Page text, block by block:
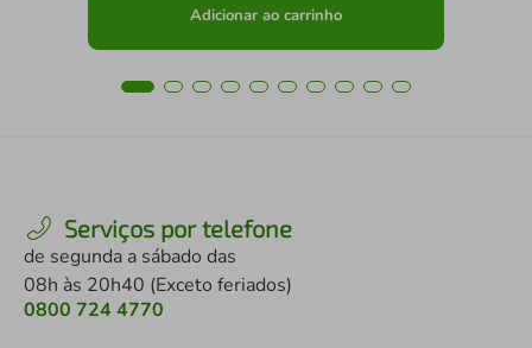
Adicionar ao carrinho
Serviços por telefone
de segunda a sábado das
08h às 20h40 (Exceto feriados)
0800 724 4770